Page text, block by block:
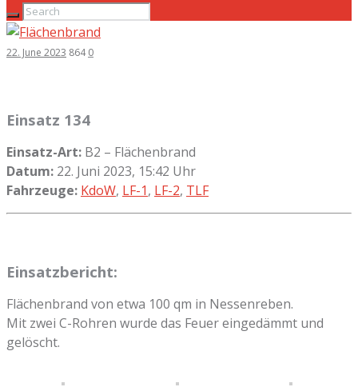
22. June 2023 864 0
Einsatz 134
Einsatz-Art: B2 – Flächenbrand
Datum: 22. Juni 2023, 15:42 Uhr
Fahrzeuge: KdoW, LF-1, LF-2, TLF
Einsatzbericht:
Flächenbrand von etwa 100 qm in Nessenreben.
Mit zwei C-Rohren wurde das Feuer eingedämmt und
gelöscht.